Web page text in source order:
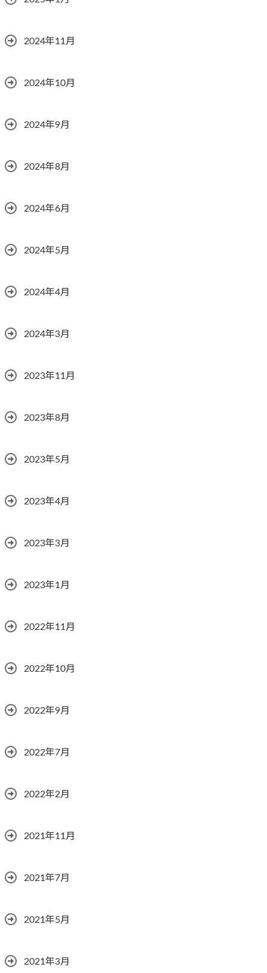
2024年11月
2024年10月
2024年9月
2024年8月
2024年6月
2024年5月
2024年4月
2024年3月
2023年11月
2023年8月
2023年5月
2023年4月
2023年3月
2023年1月
2022年11月
2022年10月
2022年9月
2022年7月
2022年2月
2021年11月
2021年7月
2021年5月
2021年3月